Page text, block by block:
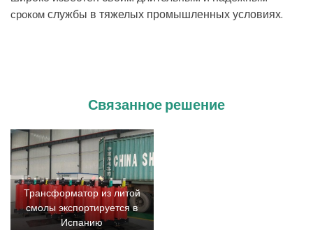
срокомслужбы в тяжелых промышленныхусловиях.
Связанное решение
Трансформатор из литой
смолы экспортируется в
Испанию